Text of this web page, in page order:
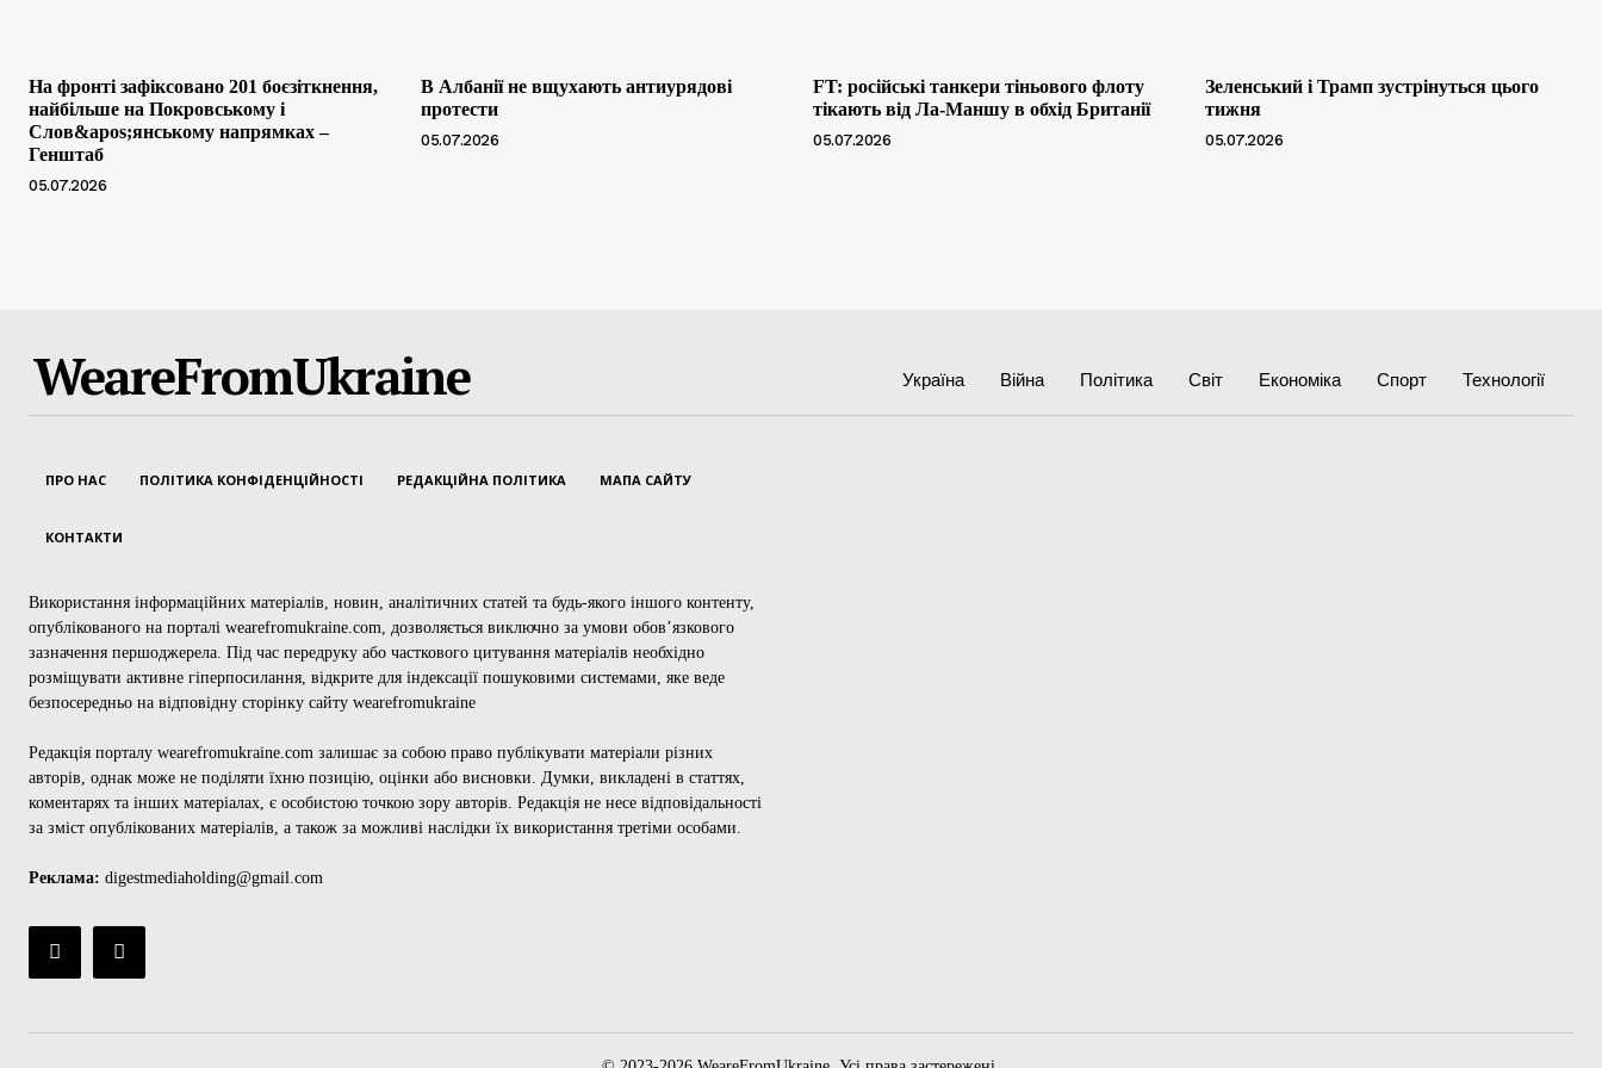
На фронті зафіксовано 201 боєзіткнення,
найбільше на Покровському і
Слов&apos;янському напрямках –
Генштаб
05.07.2026
В Албанії не вщухають антиурядові
протести
05.07.2026
FT: російські танкери тіньового флоту
тікають від Ла-Маншу в обхід Британії
05.07.2026
Зеленський і Трамп зустрінуться цього
тижня
05.07.2026
WeareFromUkraine Україна Війна Політика Світ Економіка Спорт Технології
ПРО НАС ПОЛІТИКА КОНФІДЕНЦІЙНОСТІ РЕДАКЦІЙНА ПОЛІТИКА МАПА САЙТУ
КОНТАКТИ
Використання інформаційних матеріалів, новин, аналітичних статей та будь-якого іншого контенту,
опублікованого на порталі wearefromukraine.com, дозволяється виключно за умови обов’язкового
зазначення першоджерела. Під час передруку або часткового цитування матеріалів необхідно
розміщувати активне гіперпосилання, відкрите для індексації пошуковими системами, яке веде
безпосередньо на відповідну сторінку сайту wearefromukraine
Редакція порталу wearefromukraine.com залишає за собою право публікувати матеріали різних
авторів, однак може не поділяти їхню позицію, оцінки або висновки. Думки, викладені в статтях,
коментарях та інших матеріалах, є особистою точкою зору авторів. Редакція не несе відповідальності
за зміст опублікованих матеріалів, а також за можливі наслідки їх використання третіми особами.
Реклама: digestmediaholding@gmail.com